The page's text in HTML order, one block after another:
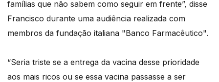
famílias que não sabem como seguir em frente”, disse
Francisco durante uma audiência realizada com
membros da fundação italiana "Banco Farmacêutico".
“Seria triste se a entrega da vacina desse prioridade
aos mais ricos ou se essa vacina passasse a ser